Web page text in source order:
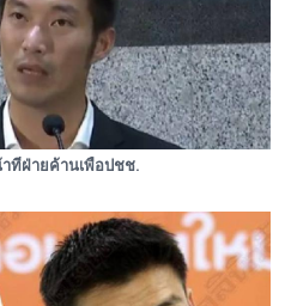
ที่ฝ่ายค้านเพื่อปชช.